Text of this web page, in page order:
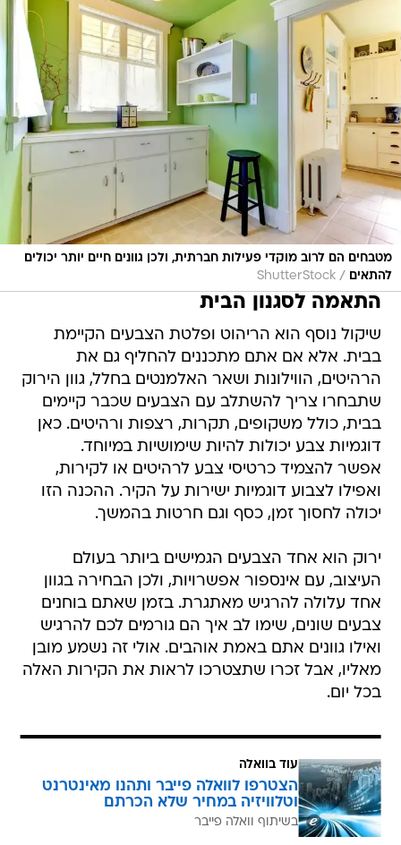
מטבחים הם לרוב מוקדי פעילות חברתית, ולכן גוונים חיים יותר יכולים
להתאים
/
ShutterStock
התאמה לסגנון הבית
שיקול נוסף הוא הריהוט ופלטת הצבעים הקיימת
בבית. אלא אם אתם מתכננים להחליף גם את
הרהיטים, הווילונות ושאר האלמנטים בחלל, גוון הירוק
שתבחרו צריך להשתלב עם הצבעים שכבר קיימים
בבית, כולל משקופים, תקרות, רצפות ורהיטים. כאן
דוגמיות צבע יכולות להיות שימושיות במיוחד.
אפשר להצמיד כרטיסי צבע לרהיטים או לקירות,
ואפילו לצבוע דוגמיות ישירות על הקיר. ההכנה הזו
יכולה לחסוך זמן, כסף וגם חרטות בהמשך.
ירוק הוא אחד הצבעים הגמישים ביותר בעולם
העיצוב, עם אינספור אפשרויות, ולכן הבחירה בגוון
אחד עלולה להרגיש מאתגרת. בזמן שאתם בוחנים
צבעים שונים, שימו לב איך הם גורמים לכם להרגיש
ואילו גוונים אתם באמת אוהבים. אולי זה נשמע מובן
מאליו, אבל זכרו שתצטרכו לראות את הקירות האלה
בכל יום.
עוד בוואלה
הצטרפו לוואלה פייבר ותהנו מאינטרנט
וטלוויזיה במחיר שלא הכרתם
בשיתוף וואלה פייבר